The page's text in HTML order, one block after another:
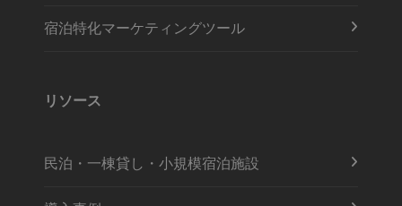
宿泊特化マーケティングツール
リソース
民泊・一棟貸し・小規模宿泊施設